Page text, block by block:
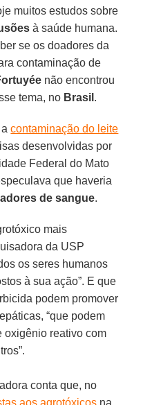
muitos estudos sobre
à saúde humana.
se os doadores da
contaminação de
não encontrou
tema, no Brasil .
acontaminação do leite
desenvolvidas por
Federal do Mato
que haveria
de sangue.
mais
da USP
os seres humanos
à sua ação”. E que
podem promover
“que podem
oxigênio reativo com
conta que, no
aos agrotóxicos na